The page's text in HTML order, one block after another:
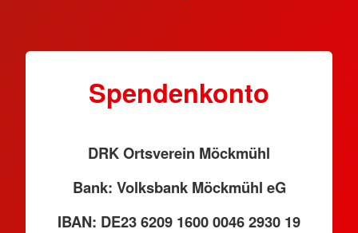
Spendenkonto
DRK Ortsverein Möckmühl
Bank: Volksbank Möckmühl eG
IBAN: DE23 6209 1600 0046 2930 19